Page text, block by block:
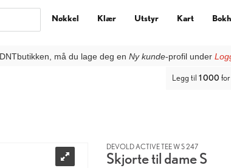
må du lage deg en Ny kunde-profil under
Nøkkel Klær Utstyr Kart
Legg til 1 000
DEVOLD ACTIVE TEE W S 247
Skjorte til dame S